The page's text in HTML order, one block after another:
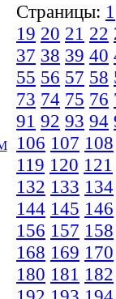
Страницы: 1
19 20 21 22
37 38 39 40
55 56 57 58
73 74 75 76
91 92 93 94
106 107 108
119 120 121
132 133 134
144 145 146
156 157 158
168 169 170
180 181 182